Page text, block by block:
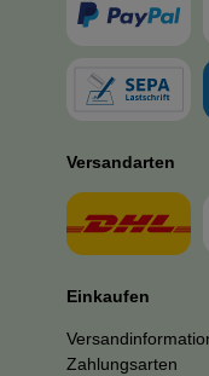
Versandarten
Einkaufen
Zahlungsarten